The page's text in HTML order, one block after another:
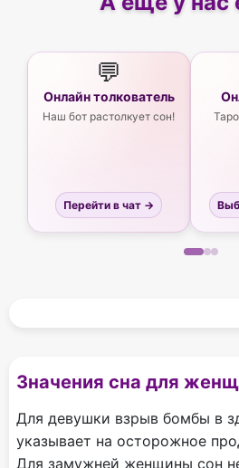
💬
Онлайн толкователь
Наш бот растолкует сон!
Перейти в чат →
Значения сна для
Для девушки взрыв бомбы в
указывает на осторожное
Для замужней женщины сон